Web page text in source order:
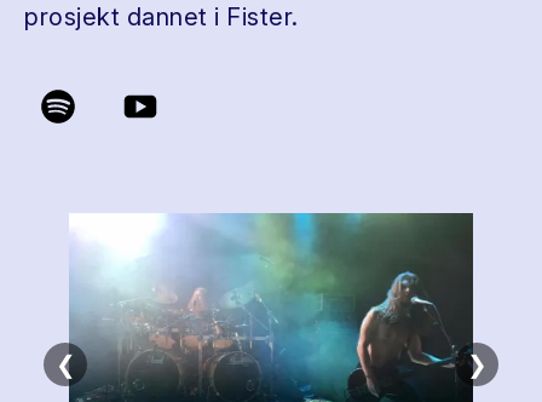
prosjekt dannet i Fister.
❮ ❯